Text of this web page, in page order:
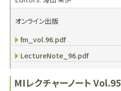
オンライン出版
fm_vol.96.pdf
LectureNote_96.pdf
MIレクチャーノート Vol.95